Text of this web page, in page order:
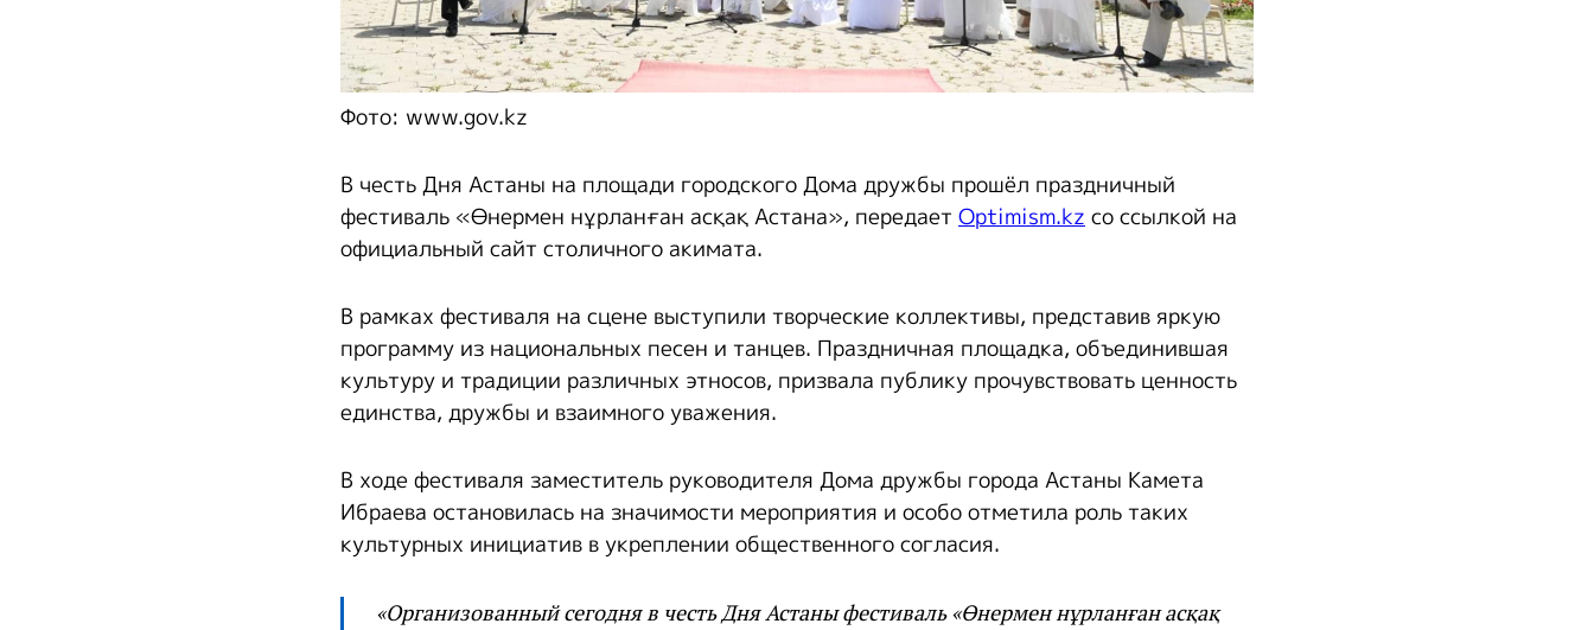
Фото: www.gov.kz
В честь Дня Астаны на площади городского Дома дружбы прошёл праздничный
фестиваль «Өнермен нұрланған асқақ Астана», передает Optimism.kz со ссылкой на
официальный сайт столичного акимата.
В рамках фестиваля на сцене выступили творческие коллективы, представив яркую
программу из национальных песен и танцев. Праздничная площадка, объединившая
культуру и традиции различных этносов, призвала публику прочувствовать ценность
единства, дружбы и взаимного уважения.
В ходе фестиваля заместитель руководителя Дома дружбы города Астаны Камета
Ибраева остановилась на значимости мероприятия и особо отметила роль таких
культурных инициатив в укреплении общественного согласия.
«Организованный сегодня в честь Дня Астаны фестиваль «Өнермен нұрланған асқақ